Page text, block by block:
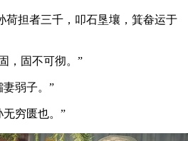
荷担者三千，叩石垦壤，箕畚运于
，固不可彻。”
妻弱子。”
无穷匮也。”